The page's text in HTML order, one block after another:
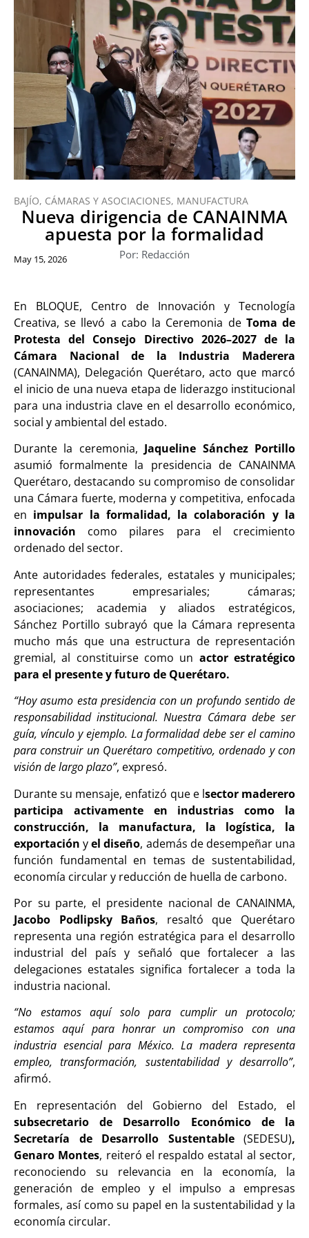
BAJÍO, CÁMARAS Y ASOCIACIONES, MANUFACTURA
Nueva dirigencia de CANAINMA
apuesta por la formalidad
Por: Redacción
May 15, 2026
En BLOQUE, Centro de Innovación y Tecnología
Creativa, se llevó a cabo la Ceremonia de Toma de
Protesta del Consejo Directivo 2026–2027 de la
Cámara Nacional de la Industria Maderera
(CANAINMA), Delegación Querétaro, acto que marcó
el inicio de una nueva etapa de liderazgo institucional
para una industria clave en el desarrollo económico,
social y ambiental del estado.
Durante la ceremonia,Jaqueline Sánchez Portillo
asumió formalmente la presidencia de CANAINMA
Querétaro, destacando su compromiso de consolidar
una Cámara fuerte, moderna y competitiva, enfocada
en impulsar la formalidad, la colaboración y la
innovación como pilares para el crecimiento
ordenado del sector.
Ante autoridades federales, estatales y municipales;
representantes empresariales; cámaras;
asociaciones; academia y aliados estratégicos,
Sánchez Portillo subrayó que la Cámara representa
mucho más que una estructura de representación
gremial, al constituirse como un actor estratégico
para el presente y futuro de Querétaro.
“Hoy asumo esta presidencia con un profundo sentido de
responsabilidad institucional. Nuestra Cámara debe ser
guía, vínculo y ejemplo. La formalidad debe ser el camino
para construir un Querétaro competitivo, ordenado y con
visión de largo plazo”, expresó.
Durante su mensaje, enfatizó que e lsector maderero
participa activamente en industrias como la
construcción, la manufactura, la logística, la
exportación yel diseño, además de desempeñar una
función fundamental en temas de sustentabilidad,
economía circular y reducción de huella de carbono.
Por su parte, el presidente nacional de CANAINMA,
Jacobo Podlipsky Baños, resaltó que Querétaro
representa una región estratégica para el desarrollo
industrial del país y señaló que fortalecer a las
delegaciones estatales significa fortalecer a toda la
industria nacional.
“No estamos aquí solo para cumplir un protocolo;
estamos aquí para honrar un compromiso con una
industria esencial para México. La madera representa
empleo, transformación, sustentabilidad y desarrollo”,
afirmó.
En representación del Gobierno del Estado, el
subsecretario de Desarrollo Económico de la
Secretaría de Desarrollo Sustentable (SEDESU),
Genaro Montes, reiteró el respaldo estatal al sector,
reconociendo su relevancia en la economía, la
generación de empleo y el impulso a empresas
formales, así como su papel en la sustentabilidad y la
economía circular.